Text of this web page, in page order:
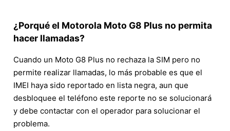
¿Porqué el Motorola Moto G8 Plus no permita
hacer llamadas?
Cuando un Moto G8 Plus no rechaza la SIM pero no
permite realizar llamadas, lo más probable es que el
IMEI haya sido reportado en lista negra, aun que
desbloquee el teléfono este reporte no se solucionará
y debe contactar con el operador para solucionar el
problema.